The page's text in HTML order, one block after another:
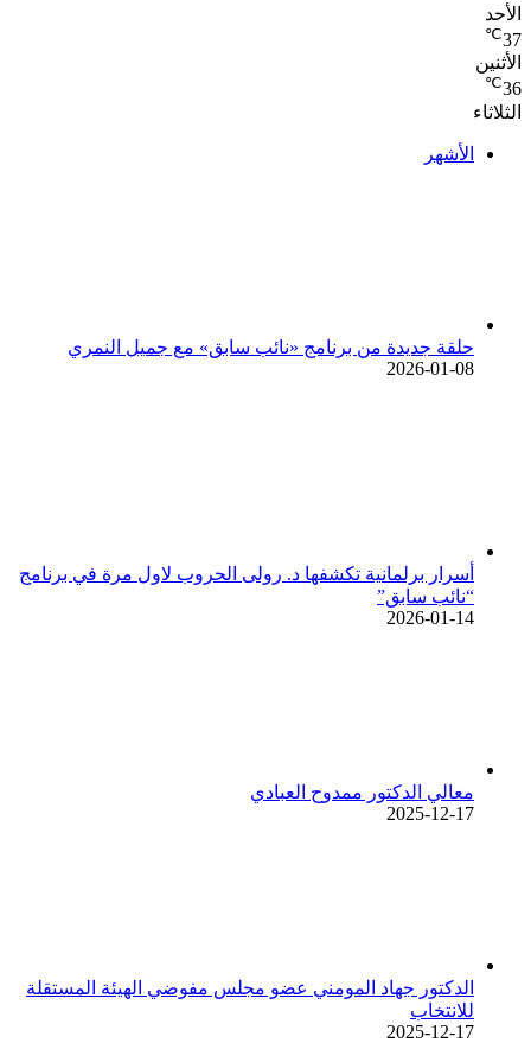
الأحد
37
℃
الأثنين
36
℃
الثلاثاء
الأشهر
حلقة جديدة من برنامج «نائب سابق» مع جميل النمري
2026-01-08
أسرار برلمانية تكشفها د. رولى الحروب لاول مرة في برنامج
“نائب سابق”
2026-01-14
معالي الدكتور ممدوح العبادي
2025-12-17
الدكتور جهاد المومني عضو مجلس مفوضي الهيئة المستقلة
للانتخاب
2025-12-17